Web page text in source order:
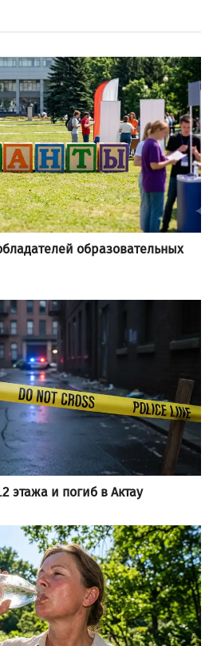
образовательных
этажа и погиб в Актау